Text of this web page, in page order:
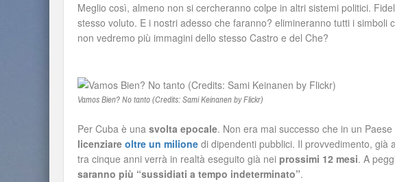
Meglio così, almeno non si cercheranno colpe in altri sistemi politici.
stesso voluto. E i nostri adesso che faranno? elimineranno tutti i simboli
non vedremo più immagini dello stesso Castro e del Che?
Vamos Bien? No tanto (Credits: Sami Keinanen by Flickr)
Per Cuba è una svolta epocale. Non era mai successo che in un
licenziare oltre un milione di dipendenti pubblici. Il provvedimento, già
tra cinque anni verrà in realtà eseguito già nei prossimi 12 mesi. A
saranno più “sussidiati a tempo indeterminato”.